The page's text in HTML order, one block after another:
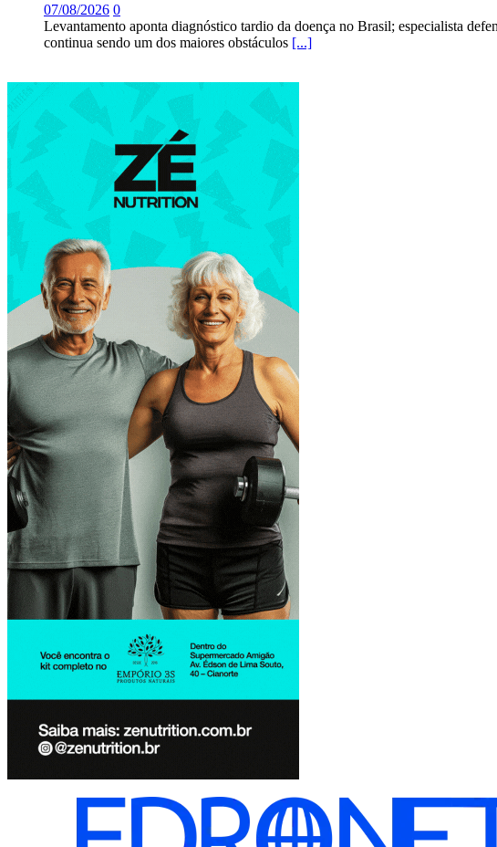
07/08/2026 0
Levantamento aponta diagnóstico tardio da doença no Brasil; especialista
continua sendo um dos maiores obstáculos [...]